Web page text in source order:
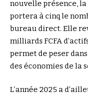
nouvelle présence, la
portera à cinq le
bureau direct. Elle
milliards FCFA
permet de peser
des économies de la
L’année 2025 a